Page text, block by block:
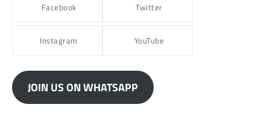
Facebook Twitter
Instagram YouTube
JOIN US ON WHATSAPP